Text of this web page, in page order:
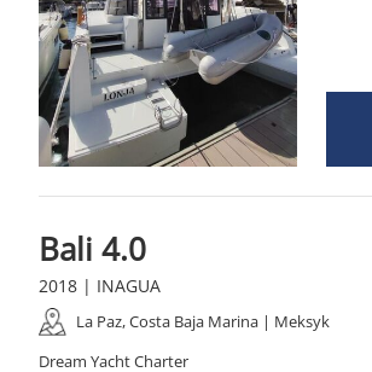
Bali 4.0
2018 | INAGUA
La Paz, Costa Baja Marina | Meksyk
Dream Yacht Charter